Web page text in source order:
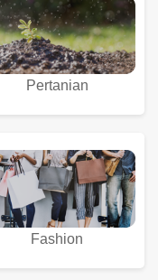
Pertanian
Fashion